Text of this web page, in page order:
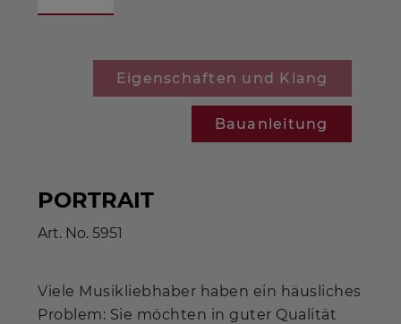
Eigenschaften und Klang
Bauanleitung
PORTRAIT
Art. No. 5951
Viele Musikliebhaber haben ein häusliches
Problem: Sie möchten in guter Qualität